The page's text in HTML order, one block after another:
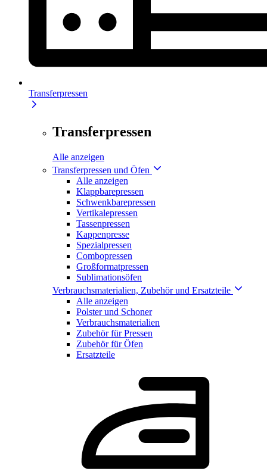
Transferpressen
Transferpressen
Alle anzeigen
Transferpressen und Öfen
Alle anzeigen
Klappbarepressen
Schwenkbarepressen
Vertikalepressen
Tassenpressen
Kappenpresse
Spezialpressen
Combopressen
Großformatpressen
Sublimationsöfen
Verbrauchsmaterialien, Zubehör und Ersatzteile
Alle anzeigen
Polster und Schoner
Verbrauchsmaterialien
Zubehör für Pressen
Zubehör für Öfen
Ersatzteile